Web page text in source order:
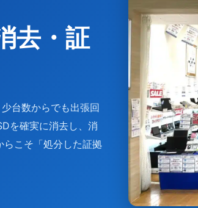
去・証
台数からでも出張回
を確実に消去し、消
らこそ「処分した証拠